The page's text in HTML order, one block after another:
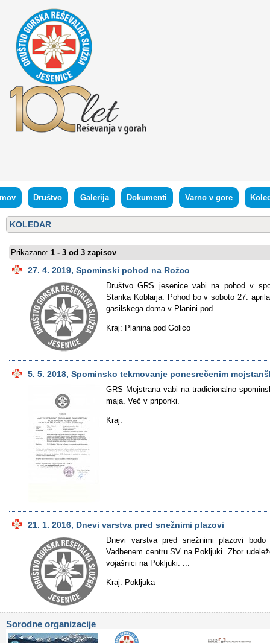
Društvo Galerija Dokumenti Varno v gore
KOLEDAR
Prikazano: 1 - 3 od 3 zapisov
27. 4. 2019, Spominski pohod na Rožco
Društvo GRS jesenice vabi na pohod v
Stanka Koblarja. Pohod bo v soboto 27.
gasilskega doma v Planini pod ...
Kraj: Planina pod Golico
5. 5. 2018, Spominsko tekmovanje ponesrečenim
GRS Mojstrana vabi na tradicionalno
maja. Več v priponki.
Kraj:
21. 1. 2016, Dnevi varstva pred snežnimi plazovi
Dnevi varstva pred snežnimi plazovi
Vadbenem centru SV na Pokljuki. Zbor
vojašnici na Pokljuki. ...
Kraj: Pokljuka
Sorodne organizacije